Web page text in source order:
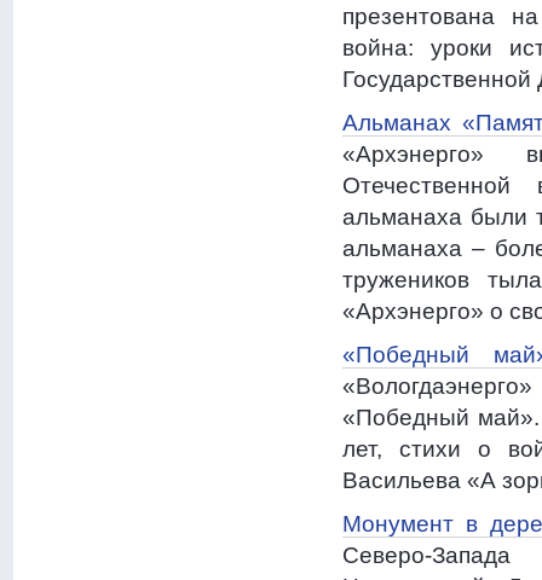
презентована
война: уроки
Альманах
«Архэнерго»
альманаха были
альманаха –
тружеников
«Архэнерго» о
«Победный
«Победный май».
лет, стихи о
Васильева «А
Монумент в
Северо-